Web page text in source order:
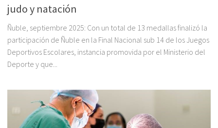
judo y natación
Ñuble, septiembre 2025: Con un total de 13 medallas finalizó la
participación de Ñuble en la Final Nacional sub 14 de los Juegos
Deportivos Escolares, instancia promovida por el Ministerio del
Deporte y que...